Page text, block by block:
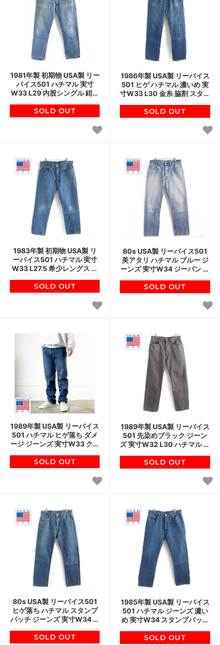
1981年製 初期物 USA製 リー
バイス501 ハチマル 実寸
W33 L29 内股シングル 紺カ
ビンテージ D148
SOLD OUT
1986年製 USA製 リーバイス
501 ヒゲ ハチマル 濃いめ 実
寸W33 L30 金糸 脇割 スタン
ンテージ D148
SOLD OUT
1983年製 初期物 USA製 リ
ーバイス501 ハチマル 実寸
W33 L27.5 希少レングス 内
ビンテージ D148
SOLD OUT
80s USA製 リーバイス501
美アタリ ハチマル ブルー ジ
ーンズ 実寸W34 ジーパン デ
テージ D147
SOLD OUT
1989年製 USA製 リーバイス
501 ハチマル ヒゲ落ち ダメ
ージ ジーンズ 実寸W33 クラ
テージ D147
SOLD OUT
1989年製 USA製 リーバイス
501 先染めブラック ジーン
ズ 実寸W32 L30 ハチマル 希
メリカ製 ビンテージ D147
SOLD OUT
80s USA製 リーバイス501
ヒゲ落ち ハチマル スタンプ
パッチ ジーンズ 実寸W34 濃
D147
SOLD OUT
1985年製 USA製 リーバイス
501 ハチマル ジーンズ 濃い
め 実寸W34 スタンプパッチ
D147
SOLD OUT